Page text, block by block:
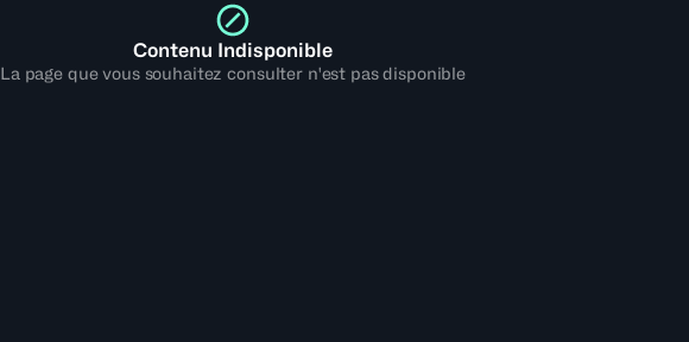
Contenu Indisponible
La page que vous souhaitez consulter n'est pas disponible